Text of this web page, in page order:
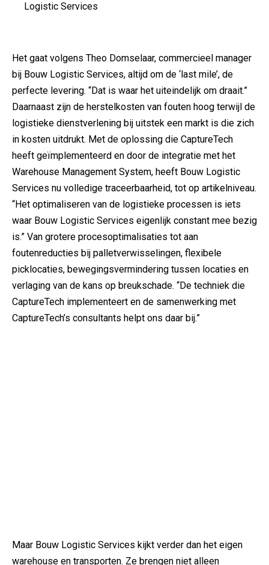
Logistic Services
Het gaat volgens Theo Domselaar, commercieel manager
bij Bouw Logistic Services, altijd om de ‘last mile’, de
perfecte levering. “Dat is waar het uiteindelijk om draait.”
Daarnaast zijn de herstelkosten van fouten hoog terwijl de
logistieke dienstverlening bij uitstek een markt is die zich
in kosten uitdrukt. Met de oplossing die CaptureTech
heeft geïmplementeerd en door de integratie met het
Warehouse Management System, heeft Bouw Logistic
Services nu volledige traceerbaarheid, tot op artikelniveau.
“Het optimaliseren van de logistieke processen is iets
waar Bouw Logistic Services eigenlijk constant mee bezig
is.” Van grotere procesoptimalisaties tot aan
foutenreducties bij palletverwisselingen, flexibele
picklocaties, bewegingsvermindering tussen locaties en
verlaging van de kans op breukschade. “De techniek die
CaptureTech implementeert en de samenwerking met
CaptureTech’s consultants helpt ons daar bij.”
Maar Bouw Logistic Services kijkt verder dan het eigen
warehouse en transporten. Ze brengen niet alleen